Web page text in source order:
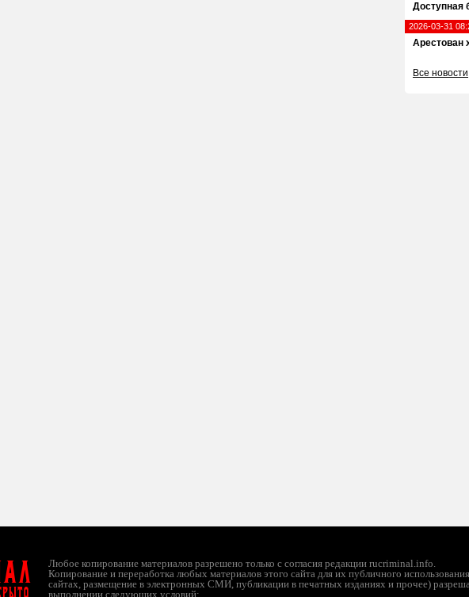
Доступная
2026-03-31
Арестован
Все новости
Любое копирование материалов разрешено только с согласия редакции rucriminal.info.
Копирование и переработка любых материалов этого сайта для их публичного
сайтах, размещение в электронных СМИ, публикации в печатных изданиях и прочее)
выполнении следующих условий: